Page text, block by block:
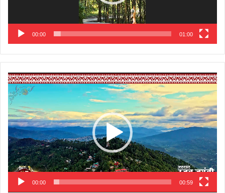
00:00 01:00
Video
Player
00:00 00:59